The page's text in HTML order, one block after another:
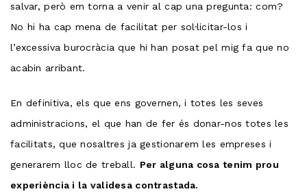
salvar, però em torna a venir al cap una pregunta: com?
No hi ha cap mena de facilitat per sol·licitar-los i
l’excessiva burocràcia que hi han posat pel mig fa que no
acabin arribant.
En definitiva, els que ens governen, i totes les seves
administracions, el que han de fer és donar-nos totes les
facilitats, que nosaltres ja gestionarem les empreses i
generarem lloc de treball. Per alguna cosa tenim prou
experiència i la validesa contrastada.